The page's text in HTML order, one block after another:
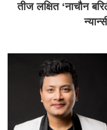
तीज लक्षित ‘नाचौन